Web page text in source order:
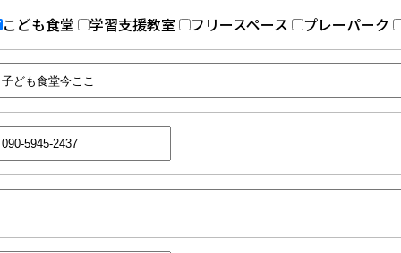
こども食堂 学習支援教室 フリースペース プレーパーク